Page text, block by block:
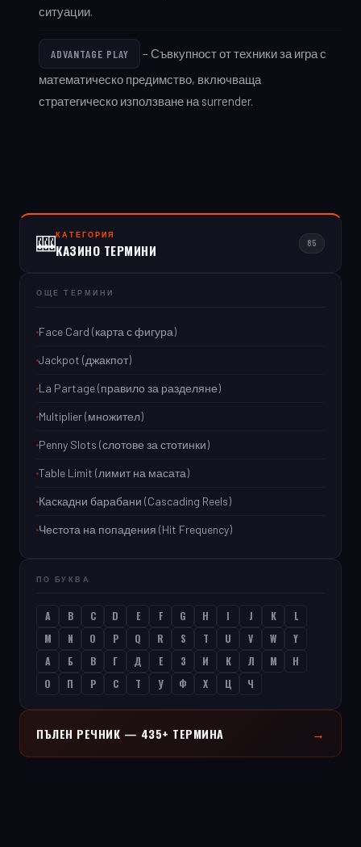
ситуации.
ADVANTAGE PLAY
– Съвкупност от техники за игра с
математическо предимство, включваща
стратегическо използване на surrender.
🎰КАТЕГОРИЯ
КАЗИНО ТЕРМИНИ 85
ОЩЕ ТЕРМИНИ
Face Card (карта с фигура)
Jackpot (джакпот)
La Partage (правило за разделяне)
Multiplier (множител)
Penny Slots (слотове за стотинки)
Table Limit (лимит на масата)
Каскадни барабани (Cascading Reels)
Честота на попадения (Hit Frequency)
ПО БУКВА
A B C D E F G H I J K
L
M
N O P Q R S T U V W
Y
А
Б В Г Д Е З И К Л М
Н
О
П Р С Т У Ф Х Ц Ч
ПЪЛЕН РЕЧНИК — 435+ ТЕРМИНА →